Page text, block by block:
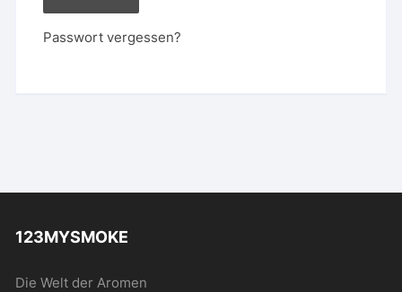
Passwort vergessen?
123MYSMOKE
Die Welt der Aromen